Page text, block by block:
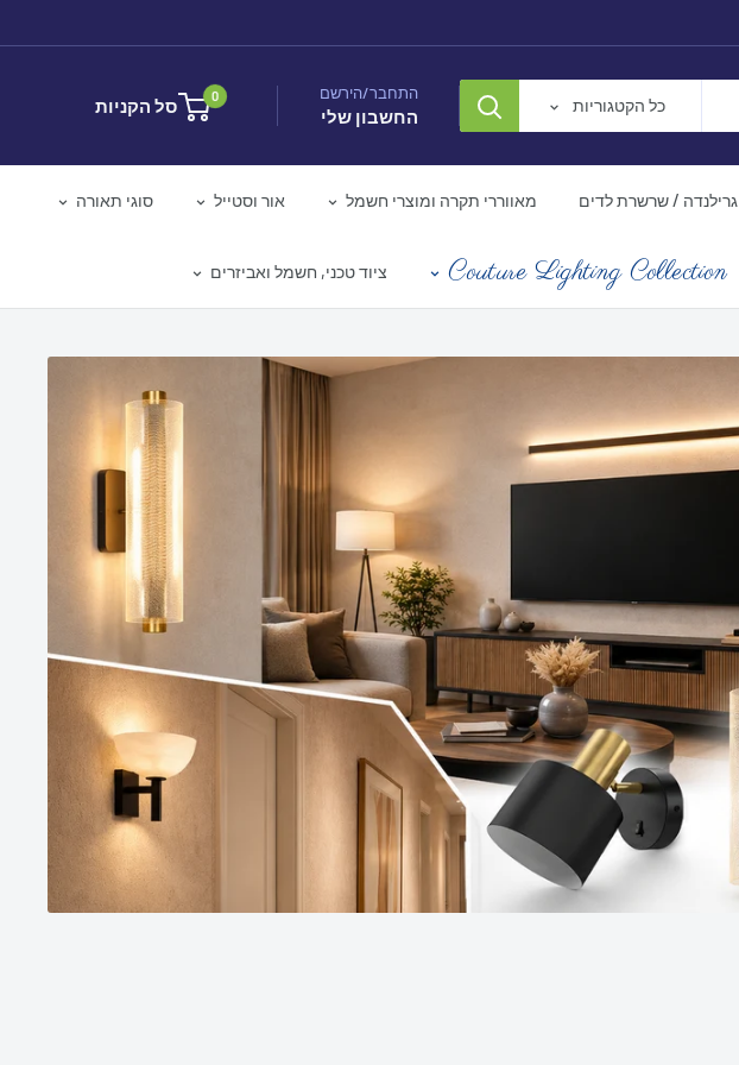
כל הקטגוריות
התחבר/הירשם
החשבון שלי
0 סל הקניות
גרילנדה / שרשרת לדים מאווררי תקרה ומוצרי חשמל אור וסטייל סוגי תאורה
Couture Lighting Collection ציוד טכני, חשמל ואביזרים